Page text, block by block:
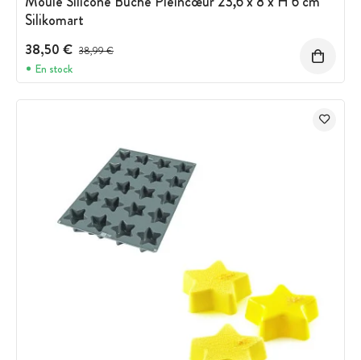
Silikomart
38,50 € Prix avant réduction :
38,99 €
En stock